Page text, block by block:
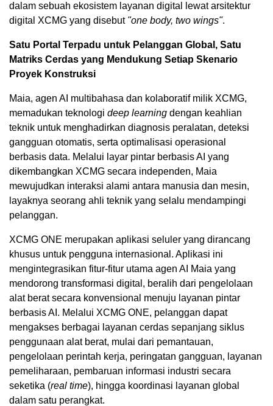
dalam sebuah ekosistem layanan digital lewat arsitektur
digital XCMG yang disebut "one body, two wings".
Satu Portal Terpadu untuk Pelanggan Global, Satu
Matriks Cerdas yang Mendukung Setiap Skenario
Proyek Konstruksi
Maia, agen AI multibahasa dan kolaboratif milik XCMG,
memadukan teknologi deep learning dengan keahlian
teknik untuk menghadirkan diagnosis peralatan, deteksi
gangguan otomatis, serta optimalisasi operasional
berbasis data. Melalui layar pintar berbasis AI yang
dikembangkan XCMG secara independen, Maia
mewujudkan interaksi alami antara manusia dan mesin,
layaknya seorang ahli teknik yang selalu mendampingi
pelanggan.
XCMG ONE merupakan aplikasi seluler yang dirancang
khusus untuk pengguna internasional. Aplikasi ini
mengintegrasikan fitur-fitur utama agen AI Maia yang
mendorong transformasi digital, beralih dari pengelolaan
alat berat secara konvensional menuju layanan pintar
berbasis AI. Melalui XCMG ONE, pelanggan dapat
mengakses berbagai layanan cerdas sepanjang siklus
penggunaan alat berat, mulai dari pemantauan,
pengelolaan perintah kerja, peringatan gangguan, layanan
pemeliharaan, pembaruan informasi industri secara
seketika (real time), hingga koordinasi layanan global
dalam satu perangkat.